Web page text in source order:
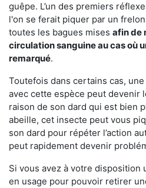
guêpe. L’un des premiers
l'on se ferait piquer par un
toutes les bagues mises afin de
circulation sanguine au cas où
remarqué.
Toutefois dans certains cas,
avec cette espèce peut devenir
raison de son dard qui est bien
abeille, cet insecte peut vous
son dard pour répéter l’action
peut rapidement devenir
Si vous avez à votre disposition
en usage pour pouvoir retirer